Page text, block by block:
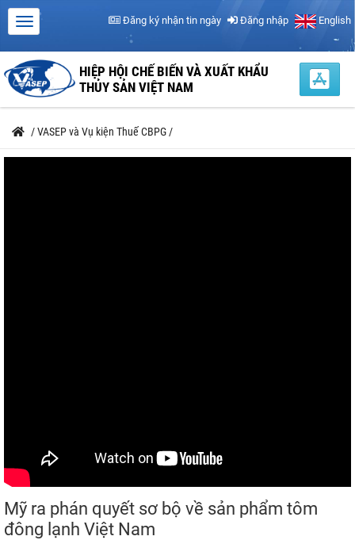
Đăng ký nhận tin ngày Đăng nhập English
HIỆP HỘI CHẾ BIẾN VÀ XUẤT KHẨU
THỦY SẢN VIỆT NAM
/VASEP và Vụ kiện Thuế CBPG /
Mỹ ra phán quyết sơ bộ về sản phẩm tôm
đông lạnh Việt Nam